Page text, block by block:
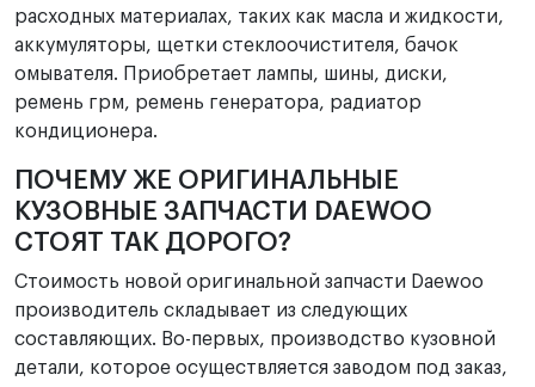
расходных материалах, таких как масла и жидкости,
аккумуляторы, щетки стеклоочистителя, бачок
омывателя. Приобретает лампы, шины, диски,
ремень грм, ремень генератора, радиатор
кондиционера.
ПОЧЕМУ ЖЕ ОРИГИНАЛЬНЫЕ
КУЗОВНЫЕ ЗАПЧАСТИ DAEWOO
СТОЯТ ТАК ДОРОГО?
Стоимость новой оригинальной запчасти Daewoo
производитель складывает из следующих
составляющих. Во-первых, производство кузовной
детали, которое осуществляется заводом под заказ,